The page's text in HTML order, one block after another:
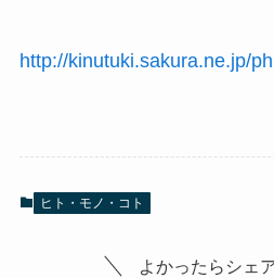
http://kinutuki.sakura.ne.jp/
ヒト・モノ・コト
よかったらシェ